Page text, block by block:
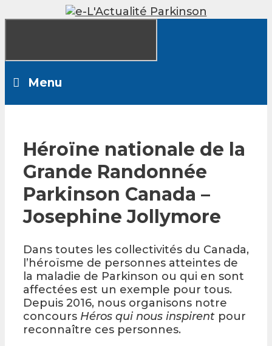
to
Menu
Héroïne nationale de la
Grande Randonnée
Parkinson Canada –
Josephine Jollymore
Dans toutes les collectivités du Canada,
l’héroïsme de personnes atteintes de
la maladie de Parkinson ou qui en sont
affectées est un exemple pour tous.
Depuis 2016, nous organisons notre
concours Héros qui nous inspirent pour
reconnaître ces personnes.